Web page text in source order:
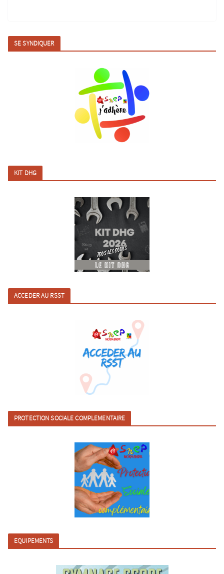
SE SYNDIQUER
KIT DHG
ACCEDER AU RSST
PROTECTION SOCIALE COMPLEMENTAIRE
EQUIPEMENTS